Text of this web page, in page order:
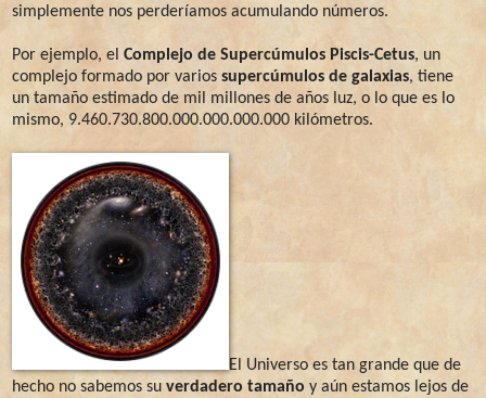
simplemente nos perderíamos acumulando números.
Por ejemplo, el Complejo de Supercúmulos Piscis-Cetus, un
complejo formado por varios supercúmulos de galaxias, tiene
un tamaño estimado de mil millones de años luz, o lo que es lo
mismo, 9.460.730.800.000.000.000.000 kilómetros.
El Universo es tan grande que de
hecho no sabemos su verdadero tamaño y aún estamos lejos de